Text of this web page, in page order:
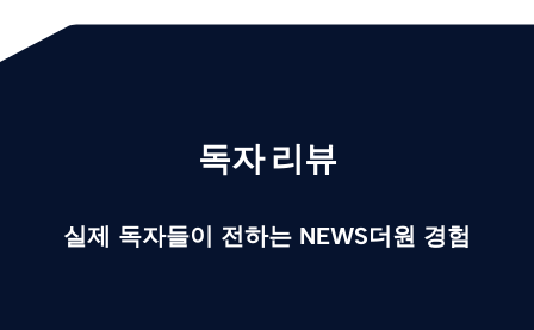
독자 리뷰
실제 독자들이 전하는 NEWS더원 경험